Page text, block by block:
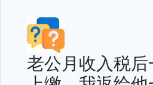
老公月收入税